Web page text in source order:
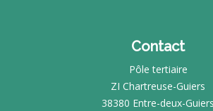
Contact
Pôle tertiaire
ZI Chartreuse-Guiers
38380 Entre-deux-Guiers